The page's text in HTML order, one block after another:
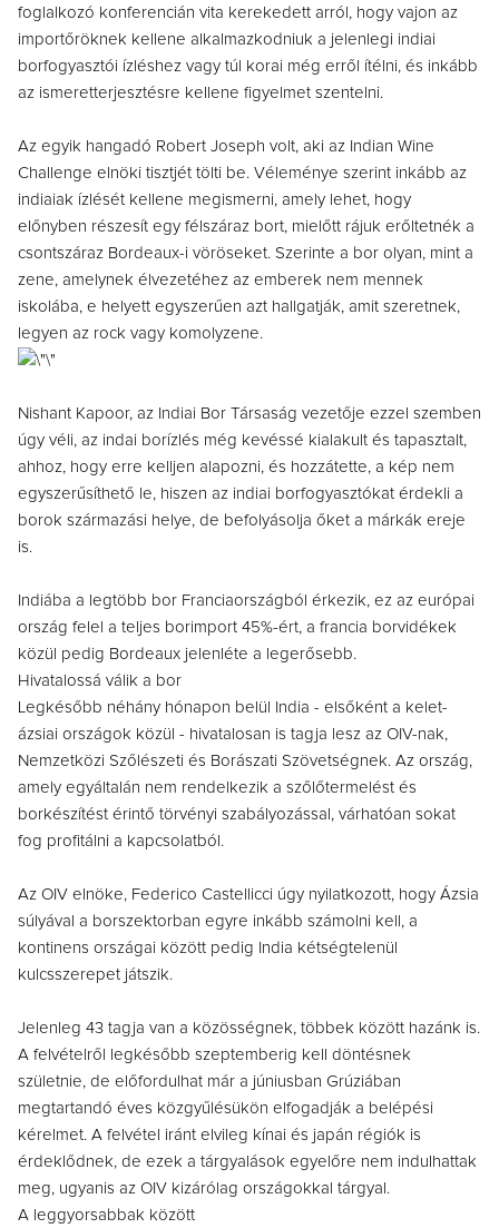
foglalkozó konferencián vita kerekedett arról, hogy vajon az
importőröknek kellene alkalmazkodniuk a jelenlegi indiai
borfogyasztói ízléshez vagy túl korai még erről ítélni, és inkább
az ismeretterjesztésre kellene figyelmet szentelni.
Az egyik hangadó Robert Joseph volt, aki az Indian Wine
Challenge elnöki tisztjét tölti be. Véleménye szerint inkább az
indiaiak ízlését kellene megismerni, amely lehet, hogy
előnyben részesít egy félszáraz bort, mielőtt rájuk erőltetnék a
csontszáraz Bordeaux-i vöröseket. Szerinte a bor olyan, mint a
zene, amelynek élvezetéhez az emberek nem mennek
iskolába, e helyett egyszerűen azt hallgatják, amit szeretnek,
legyen az rock vagy komolyzene.
Nishant Kapoor, az Indiai Bor Társaság vezetője ezzel szemben
úgy véli, az indai borízlés még kevéssé kialakult és tapasztalt,
ahhoz, hogy erre kelljen alapozni, és hozzátette, a kép nem
egyszerűsíthető le, hiszen az indiai borfogyasztókat érdekli a
borok származási helye, de befolyásolja őket a márkák ereje
is.
Indiába a legtöbb bor Franciaországból érkezik, ez az európai
ország felel a teljes borimport 45%-ért, a francia borvidékek
közül pedig Bordeaux jelenléte a legerősebb.
Hivatalossá válik a bor
Legkésőbb néhány hónapon belül India - elsőként a kelet-
ázsiai országok közül - hivatalosan is tagja lesz az OIV-nak,
Nemzetközi Szőlészeti és Borászati Szövetségnek. Az ország,
amely egyáltalán nem rendelkezik a szőlőtermelést és
borkészítést érintő törvényi szabályozással, várhatóan sokat
fog profitálni a kapcsolatból.
Az OIV elnöke, Federico Castellicci úgy nyilatkozott, hogy Ázsia
súlyával a borszektorban egyre inkább számolni kell, a
kontinens országai között pedig India kétségtelenül
kulcsszerepet játszik.
Jelenleg 43 tagja van a közösségnek, többek között hazánk is.
A felvételről legkésőbb szeptemberig kell döntésnek
születnie, de előfordulhat már a júniusban Grúziában
megtartandó éves közgyűlésükön elfogadják a belépési
kérelmet. A felvétel iránt elvileg kínai és japán régiók is
érdeklődnek, de ezek a tárgyalások egyelőre nem indulhattak
meg, ugyanis az OIV kizárólag országokkal tárgyal.
A leggyorsabbak között